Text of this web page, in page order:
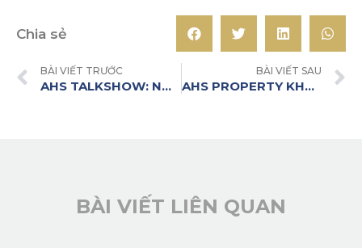
Chia sẻ
BÀI VIẾT TRƯỚC
AHS TALKSHOW: NHÌN LẠI THỊ TRƯỜNG – ĐÓN ĐẦU XU HƯỚNG BĐS 2026
BÀI VIẾT SAU
AHS PROPERTY KHAI XUÂN 2026 VỚI SITETOUR THỰC ĐỊA TẠI DỰ ÁN IMPERIA SKY PARK
BÀI VIẾT LIÊN QUAN